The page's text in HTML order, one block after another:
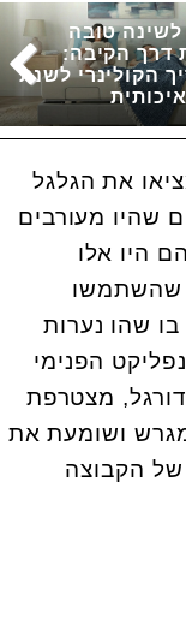
טובה
דרך הקיבה:
הקולינרי לשנת
את הגלגל
שהיו מעורבים
היו אלו
שהשתמשו
בו שהו נערות
הפנימי
מצטרפת
ושומעת את
הקבוצה